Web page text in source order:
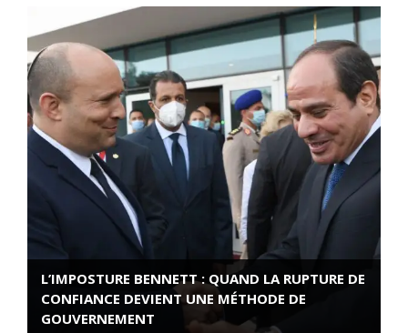
L’IMPOSTURE BENNETT : QUAND LA RUPTURE DE
CONFIANCE DEVIENT UNE MÉTHODE DE
GOUVERNEMENT